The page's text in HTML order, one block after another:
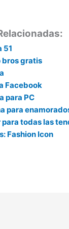
51
bros gratis
Facebook
para PC
para
todas las
Fashion Icon